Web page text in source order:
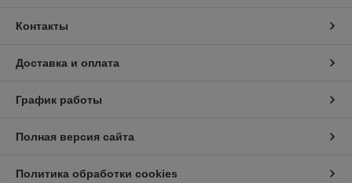
Контакты
Доставка и оплата
График работы
Полная версия сайта
Политика обработки cookies